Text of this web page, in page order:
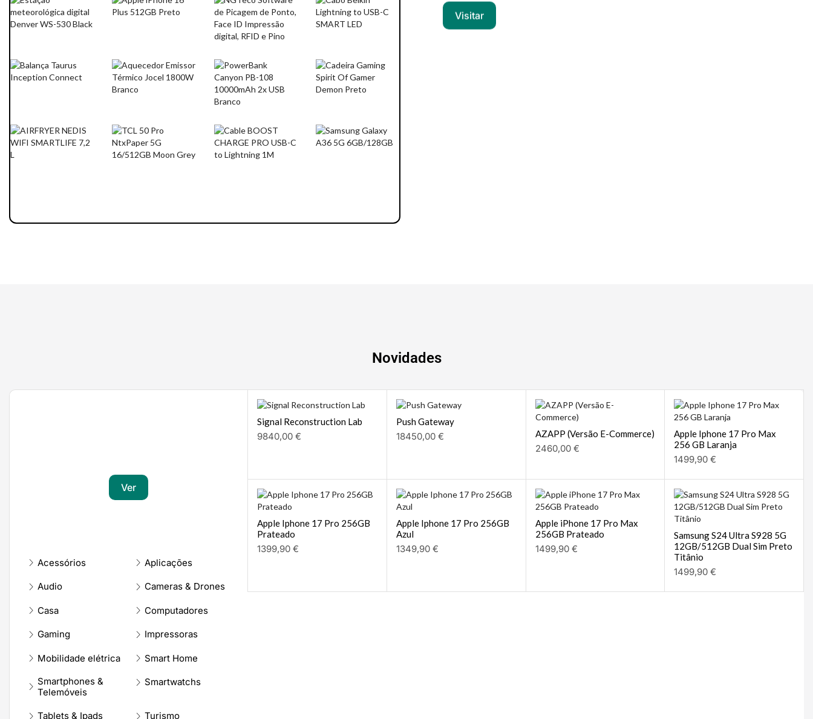
Visitar
Novidades
Ver
Acessórios Aplicações
Audio Cameras & Drones
Casa Computadores
Gaming Impressoras
Mobilidade elétrica
Smart Home
Smartphones &
Telemóveis
Smartwatchs
Tablets & Ipads Turismo
Signal Reconstruction Lab
9840,00€
Push Gateway
18450,00 € AZAPP (Versão E-Commerce)
2460,00 €
Apple Iphone 17 Pro Max
256 GB Laranja
1499,90€
Apple Iphone 17 Pro 256GB
Prateado
1399,90€
Apple Iphone 17 Pro 256GB
Azul
1349,90 €
Apple iPhone 17 Pro Max
256GB Prateado
1499,90 €
Samsung S24 Ultra S928 5G
12GB/512GB Dual Sim Preto
Titânio
1499,90€